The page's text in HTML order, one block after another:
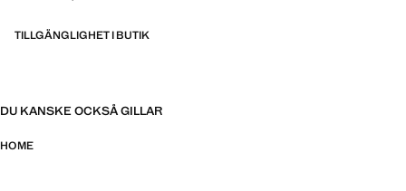
TILLGÄNGLIGHET I BUTIK
DU KANSKE OCKSÅ GILLAR
HOME